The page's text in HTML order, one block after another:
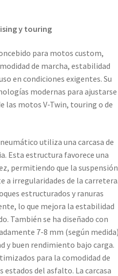
y touring
para motos custom,
de marcha, estabilidad
en condiciones exigentes. Su
modernas para ajustarse
las motos V-Twin, touring o de
utiliza una carcasa de
Esta estructura favorece una
permitiendo que la suspensión
a irregularidades de la carretera.
estructurados y ranuras
lo que mejora la estabilidad
También se ha diseñado con
7-8 mm (según medida)
y buen rendimiento bajo carga.
para la comodidad de
del asfalto. La carcasa